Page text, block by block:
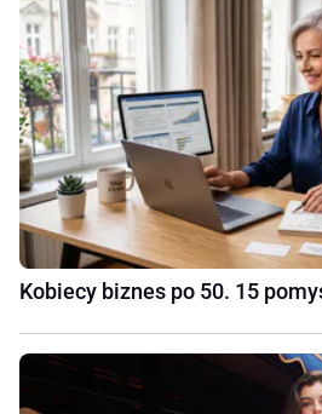
Kobiecy biznes po 50. 15